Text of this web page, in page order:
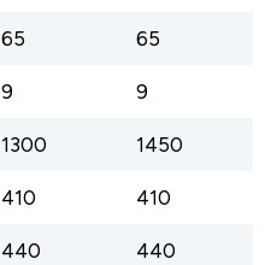
65 65
9 9
1300 1450
410 410
440 440